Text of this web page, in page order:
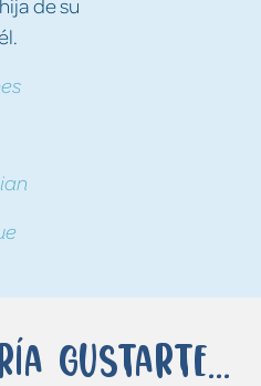
gustarte...